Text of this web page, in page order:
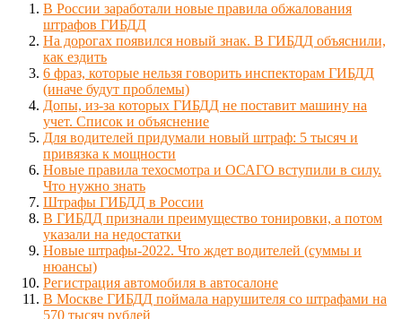
В России заработали новые правила обжалования
штрафов ГИБДД
На дорогах появился новый знак. В ГИБДД объяснили,
как ездить
6 фраз, которые нельзя говорить инспекторам ГИБДД
(иначе будут проблемы)
Допы, из-за которых ГИБДД не поставит машину на
учет. Список и объяснение
Для водителей придумали новый штраф: 5 тысяч и
привязка к мощности
Новые правила техосмотра и ОСАГО вступили в силу.
Что нужно знать
Штрафы ГИБДД в России
В ГИБДД признали преимущество тонировки, а потом
указали на недостатки
Новые штрафы-2022. Что ждет водителей (суммы и
нюансы)
Регистрация автомобиля в автосалоне
В Москве ГИБДД поймала нарушителя со штрафами на
570 тысяч рублей